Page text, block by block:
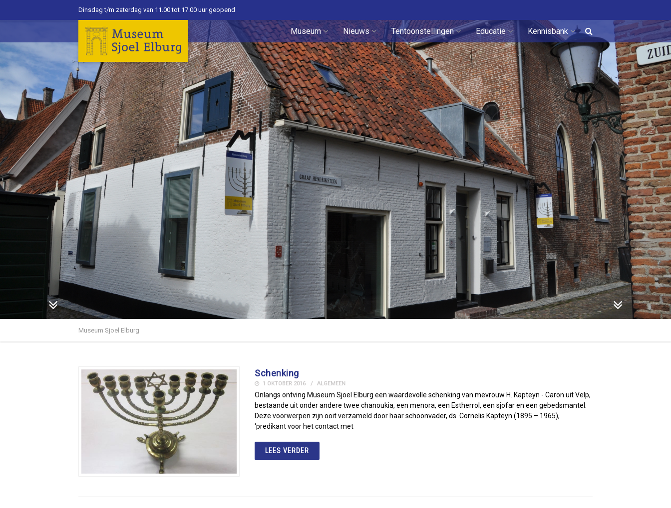
Dinsdag t/m zaterdag van 11.00 tot 17.00 uur geopend
Museum Nieuws Tentoonstellingen Educatie Kennisbank
Museum Sjoel Elburg
Schenking
1 OKTOBER 2016 ALGEMEEN
Onlangs ontving Museum Sjoel Elburg een waardevolle schenking van mevrouw H. Kapteyn - Caron uit Velp,
bestaande uit onder andere twee chanoukia, een menora, een Estherrol, een sjofar en een gebedsmantel.
Deze voorwerpen zijn ooit verzameld door haar schoonvader, ds. Cornelis Kapteyn (1895 – 1965),
‘predikant voor het contact met
LEES VERDER